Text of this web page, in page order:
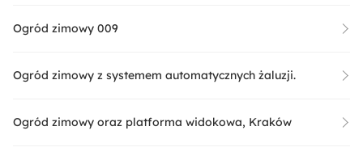
Ogród zimowy 009
Ogród zimowy z systemem automatycznych żaluzji.
Ogród zimowy oraz platforma widokowa, Kraków